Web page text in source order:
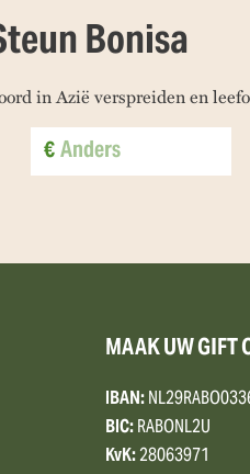
Bonisa
in Azië verspreiden en
€
MAAK UW GIFT
IBAN:
BIC:RABONL2U
KvK:28063971